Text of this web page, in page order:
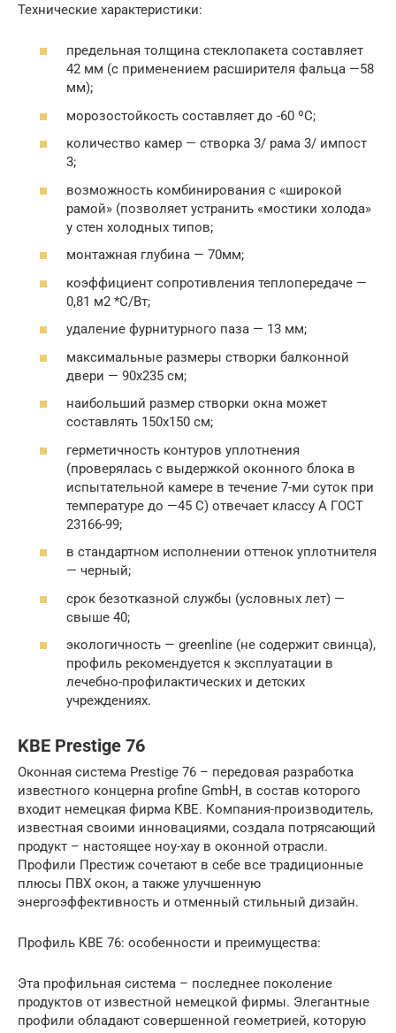
Технические характеристики:
предельная толщина стеклопакета составляет
42 мм (с применением расширителя фальца —58
мм);
морозостойкость составляет до -60 ºС;
количество камер — створка 3/ рама 3/ импост
3;
возможность комбинирования с «широкой
рамой» (позволяет устранить «мостики холода»
у стен холодных типов;
монтажная глубина — 70мм;
коэффициент сопротивления теплопередаче —
0,81 м2 *С/Вт;
удаление фурнитурного паза — 13 мм;
максимальные размеры створки балконной
двери — 90х235 см;
наибольший размер створки окна может
составлять 150х150 см;
герметичность контуров уплотнения
(проверялась с выдержкой оконного блока в
испытательной камере в течение 7-ми суток при
температуре до —45 С) отвечает классу А ГОСТ
23166-99;
в стандартном исполнении оттенок уплотнителя
— черный;
срок безотказной службы (условных лет) —
свыше 40;
экологичность — greenline (не содержит свинца),
профиль рекомендуется к эксплуатации в
лечебно-профилактических и детских
учреждениях.
KBE Prestige 76
Оконная система Prestige 76 – передовая разработка
известного концерна profine GmbH, в состав которого
входит немецкая фирма КВЕ. Компания-производитель,
известная своими инновациями, создала потрясающий
продукт – настоящее ноу-хау в оконной отрасли.
Профили Престиж сочетают в себе все традиционные
плюсы ПВХ окон, а также улучшенную
энергоэффективность и отменный стильный дизайн.
Профиль КВЕ 76: особенности и преимущества:
Эта профильная система – последнее поколение
продуктов от известной немецкой фирмы. Элегантные
профили обладают совершенной геометрией, которую